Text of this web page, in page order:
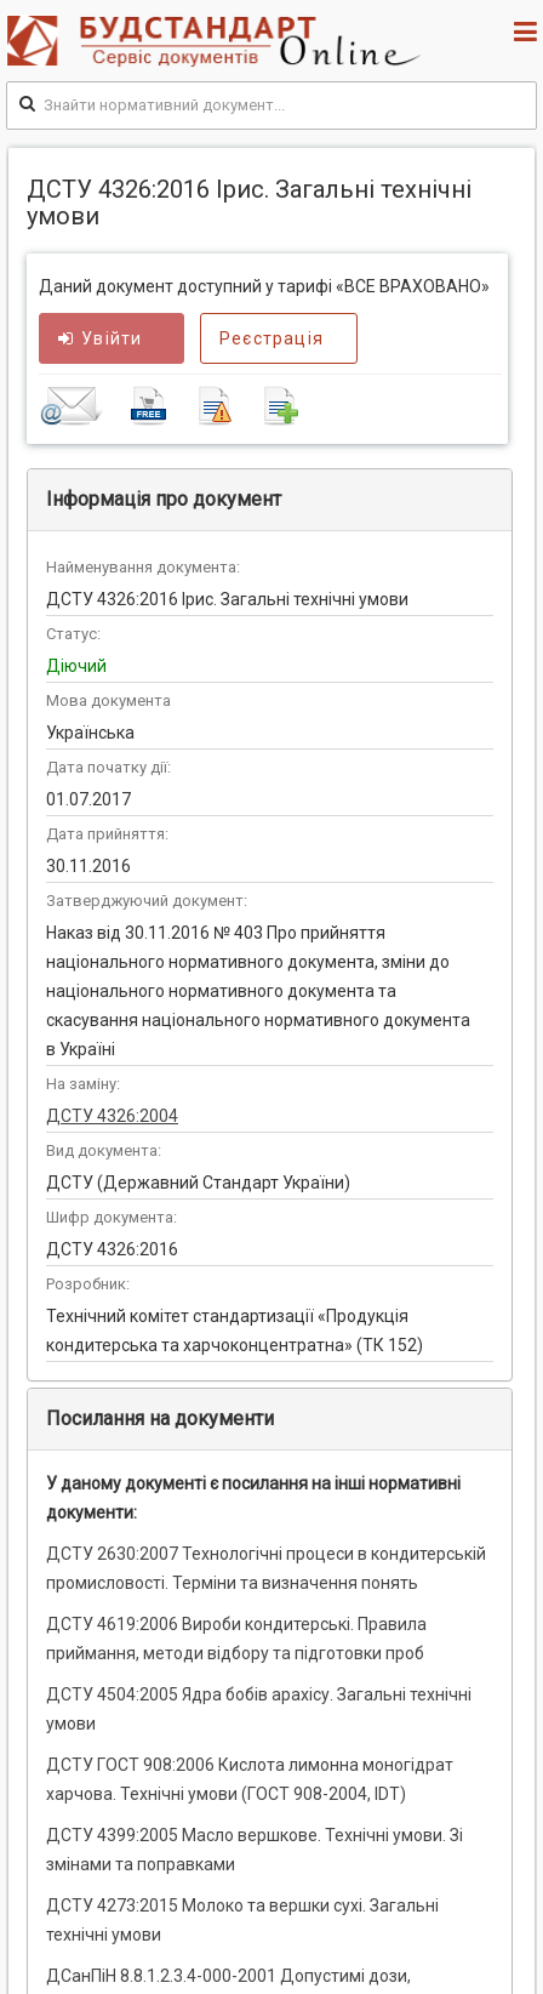
ДСТУ 4326:2016 Ірис. Загальні технічні
умови
Даний документ доступний у тарифі «ВСЕ ВРАХОВАНО»
Увійти Реєстрація
Інформація про документ
Найменування документа:
ДСТУ 4326:2016 Ірис. Загальні технічні умови
Статус:
Діючий
Мова документа
Українська
Дата початку дії:
01.07.2017
Дата прийняття:
30.11.2016
Затверджуючий документ:
Наказ від 30.11.2016 № 403 Про прийняття
національного нормативного документа, зміни до
національного нормативного документа та
скасування національного нормативного документа
в Україні
На заміну:
ДСТУ 4326:2004
Вид документа:
ДСТУ (Державний Стандарт України)
Шифр документа:
ДСТУ 4326:2016
Розробник:
Технічний комітет стандартизації «Продукція
кондитерська та харчоконцентратна» (ТК 152)
Посилання на документи
У даному документі є посилання на інші нормативні
документи:
ДСТУ 2630:2007 Технологічні процеси в кондитерській
промисловості. Терміни та визначення понять
ДСТУ 4619:2006 Вироби кондитерські. Правила
приймання, методи відбору та підготовки проб
ДСТУ 4504:2005 Ядра бобів арахісу. Загальні технічні
умови
ДСТУ ГОСТ 908:2006 Кислота лимонна моногідрат
харчова. Технічні умови (ГОСТ 908-2004, IDT)
ДСТУ 4399:2005 Масло вершкове. Технічні умови. Зі
змінами та поправками
ДСТУ 4273:2015 Молоко та вершки сухі. Загальні
технічні умови
ДСанПіН 8.8.1.2.3.4-000-2001 Допустимі дози,